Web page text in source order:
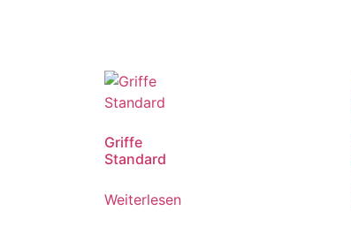
Griffe
Standard
Weiterlesen